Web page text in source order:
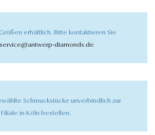
erhältlich. Bitte kontaktieren Sie
diamonds.de
Schmuckstücke unverbindlich zur
in Köln bestellen.